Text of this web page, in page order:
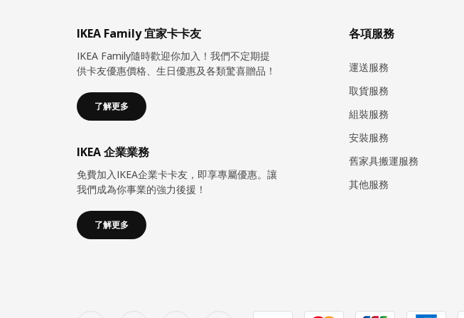
IKEA Family 宜家卡卡友
IKEA Family隨時歡迎你加入！我們不定期提
供卡友優惠價格、生日優惠及各類驚喜贈品！
了解更多
IKEA 企業業務
免費加入IKEA企業卡卡友，即享專屬優惠。讓
我們成為你事業的強力後援！
了解更多
各項服務
運送服務
取貨服務
組裝服務
安裝服務
​舊家具搬運服務
其他服務